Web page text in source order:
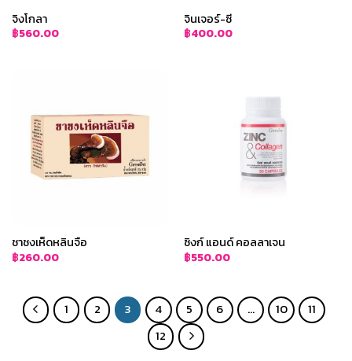
จิงโกลา
฿560.00
จินเจอร์-ซี
฿400.00
ชาชงเห็ดหลินจือ
฿260.00
ซิงก์ แอนด์ คอลลาเจน
฿550.00
1 2 3 4 5 6 … 10
11
12